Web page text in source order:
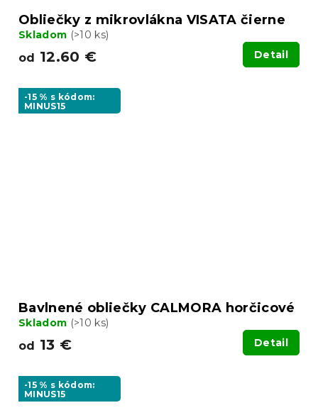
Obliečky z mikrovlákna VISATA čierne
Skladom (>10 ks)
od 12.60 € Detail
-15 % s kódom:
MINUS15
Bavlnené obliečky CALMORA horčicové
Skladom (>10 ks)
od 13 € Detail
-15 % s kódom:
MINUS15